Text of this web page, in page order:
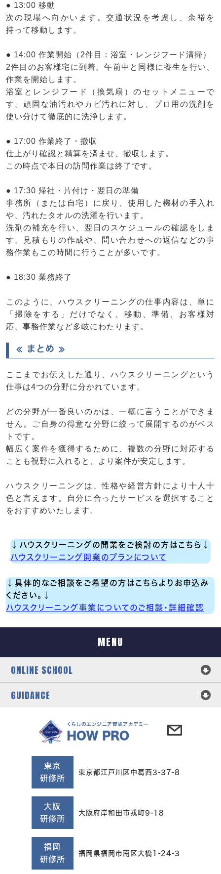
● 13:00 移動
次の現場へ向かいます。交通状況を考慮し、余裕を
持って移動します。
● 14:00 作業開始（2件目：浴室・レンジフード清掃）
2件目のお客様宅に到着。午前中と同様に養生を行い、
作業を開始します。
浴室とレンジフード（換気扇）のセットメニューで
す。頑固な油汚れやカビ汚れに対し、プロ用の洗剤を
使い分けて徹底的に洗浄します。
● 17:00 作業終了・撤収
仕上がり確認と精算を済ませ、撤収します。
この時点で本日の訪問作業は終了です。
● 17:30 帰社・片付け・翌日の準備
事務所（または自宅）に戻り、使用した機材の手入れ
や、汚れたタオルの洗濯を行います。
洗剤の補充を行い、翌日のスケジュールの確認をしま
す。見積もりの作成や、問い合わせへの返信などの事
務作業もこの時間に行うことが多いです。
● 18:30 業務終了
このように、ハウスクリーニングの仕事内容は、単に
「掃除をする」だけでなく、移動、準備、お客様対
応、事務作業など多岐にわたります。
≪ まとめ ≫
ここまでお伝えした通り、ハウスクリーニングという
仕事は4つの分野に分かれています。
どの分野が一番良いのかは、一概に言うことができま
せん。ご自身の得意な分野に絞って展開するのがベス
トです。
幅広く案件を獲得するために、複数の分野に対応する
ことも視野に入れると、より案件が安定します。
ハウスクリーニングは、性格や経営方針により十人十
色と言えます。自分に合ったサービスを選択すること
をおすすめいたします。
↓ハウスクリーニングの開業をご検討の方はこちら↓
ハウスクリーニング開業のプランについて
↓具体的なご相談をご希望の方はこちらよりお申込み
ください。↓
ハウスクリーニング事業についてのご相談・詳細確認
MENU
ONLINE SCHOOL
GUIDANCE
東京
研修所
東京都江戸川区中葛西3-37-8
大阪
研修所
大阪府岸和田市戎町9-18
福岡
研修所
福岡県福岡市南区大橋1-24-3